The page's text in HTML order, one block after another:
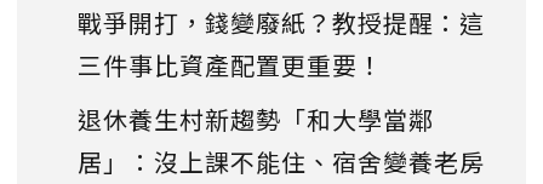
戰爭開打，錢變廢紙？教授提醒：這
三件事比資產配置更重要！
退休養生村新趨勢「和大學當鄰
居」：沒上課不能住、宿舍變養老房